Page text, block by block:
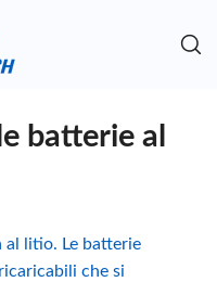
batterie al
al litio. Le batterie
che si